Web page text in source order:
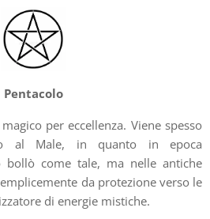
Pentacolo
per eccellenza. Viene spesso
al Male, in quanto in epoca
bollò come tale, ma nelle antiche
da protezione verso le
di energie mistiche.